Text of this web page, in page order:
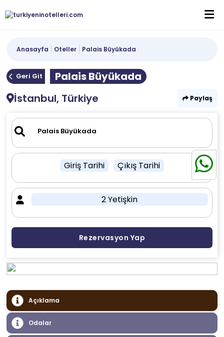
Anasayfa Oteller Palais Büyükada
Geri Git
Palais Büyükada
İstanbul, Türkiye
Paylaş
Giriş Tarihi Çıkış Tarihi
2 Yetişkin
Rezervasyon Yap
Açıklama
Odalar